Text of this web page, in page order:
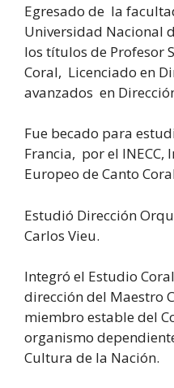
Egresado de la
Universidad Nacional
los títulos de Profesor
Coral, Licenciado en
avanzados en
Fue becado para
Francia, por el
Europeo de Canto
Estudió Dirección
Carlos Vieu.
Integró el Estudio
dirección del Maestro
miembro estable del
organismo
Cultura de la Nación.